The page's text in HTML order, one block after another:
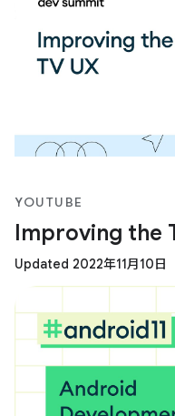
YOUTUBE
Improving the
Updated 2022年11月10日